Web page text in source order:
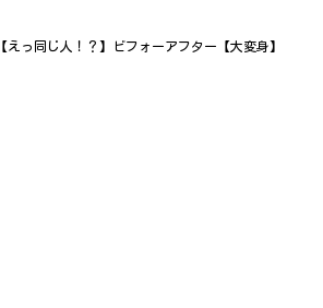
【えっ同じ人！？】ビフォーアフター【大変身】